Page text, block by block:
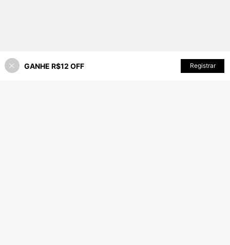
ADICIONAR AO CARRINHO
GANHE R$12 OFF Registrar